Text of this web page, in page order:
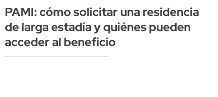
PAMI: cómo solicitar una residencia
de larga estadía y quiénes pueden
acceder al beneficio